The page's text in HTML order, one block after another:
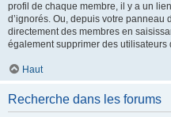
profil de chaque membre, il y a un
d’ignorés. Ou, depuis votre panneau
directement des membres en
également supprimer des
Haut
Recherche dans les forums